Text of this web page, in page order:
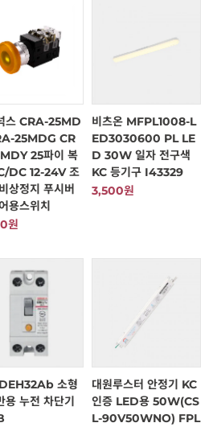
스 CRA-25MD
25MDG CR
25파이 복
DC 12-24V 조
상정지 푸시버
용스위치
원
비츠온 MFPL1008-L
ED3030600 PL LE
D 30W 일자 전구색
KC 등기구 I43329
3,500원
소형
용 누전 차단기
대원루스터 안정기 KC
인증 LED용 50W(CS
L-90V50WNO) FPL